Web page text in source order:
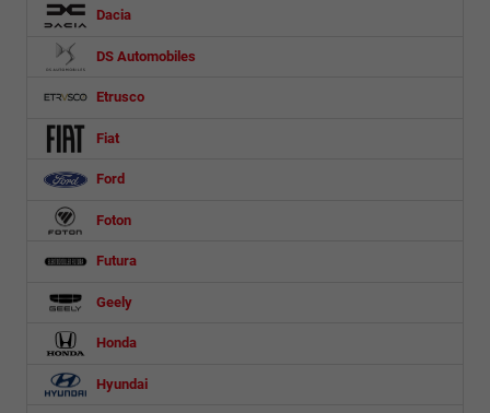
Dacia
DS Automobiles
Etrusco
Fiat
Ford
Foton
Futura
Geely
Honda
Hyundai